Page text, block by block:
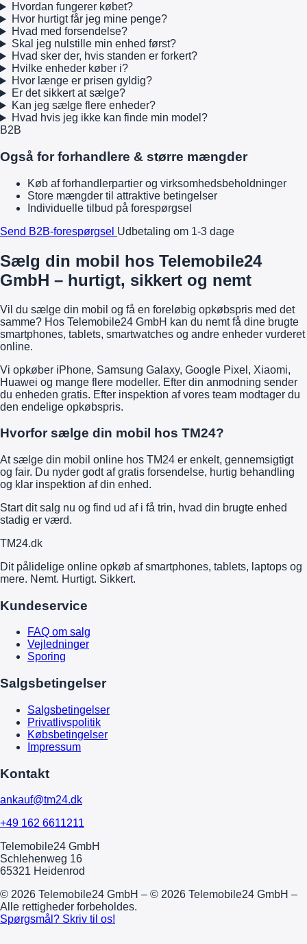
Hvordan fungerer købet?
Hvor hurtigt får jeg mine penge?
Hvad med forsendelse?
Skal jeg nulstille min enhed først?
Hvad sker der, hvis standen er forkert?
Hvilke enheder køber i?
Hvor længe er prisen gyldig?
Er det sikkert at sælge?
Kan jeg sælge flere enheder?
Hvad hvis jeg ikke kan finde min model?
B2B
Også for forhandlere & større mængder
Køb af forhandlerpartier og virksomhedsbeholdninger
Store mængder til attraktive betingelser
Individuelle tilbud på forespørgsel
Send B2B-forespørgsel Udbetaling om 1-3 dage
Sælg din mobil hos Telemobile24
GmbH – hurtigt, sikkert og nemt
Vil du sælge din mobil og få en foreløbig opkøbspris med det
samme? Hos Telemobile24 GmbH kan du nemt få dine brugte
smartphones, tablets, smartwatches og andre enheder vurderet
online.
Vi opkøber iPhone, Samsung Galaxy, Google Pixel, Xiaomi,
Huawei og mange flere modeller. Efter din anmodning sender
du enheden gratis. Efter inspektion af vores team modtager du
den endelige opkøbspris.
Hvorfor sælge din mobil hos TM24?
At sælge din mobil online hos TM24 er enkelt, gennemsigtigt
og fair. Du nyder godt af gratis forsendelse, hurtig behandling
og klar inspektion af din enhed.
Start dit salg nu og find ud af i få trin, hvad din brugte enhed
stadig er værd.
TM24.dk
Dit pålidelige online opkøb af smartphones, tablets, laptops og
mere. Nemt. Hurtigt. Sikkert.
Kundeservice
FAQ om salg
Vejledninger
Sporing
Salgsbetingelser
Salgsbetingelser
Privatlivspolitik
Købsbetingelser
Impressum
Kontakt
ankauf@tm24.dk
+49 162 6611211
Telemobile24 GmbH
Schlehenweg 16
65321 Heidenrod
© 2026 Telemobile24 GmbH – © 2026 Telemobile24 GmbH –
Alle rettigheder forbeholdes.
Spørgsmål? Skriv til os!